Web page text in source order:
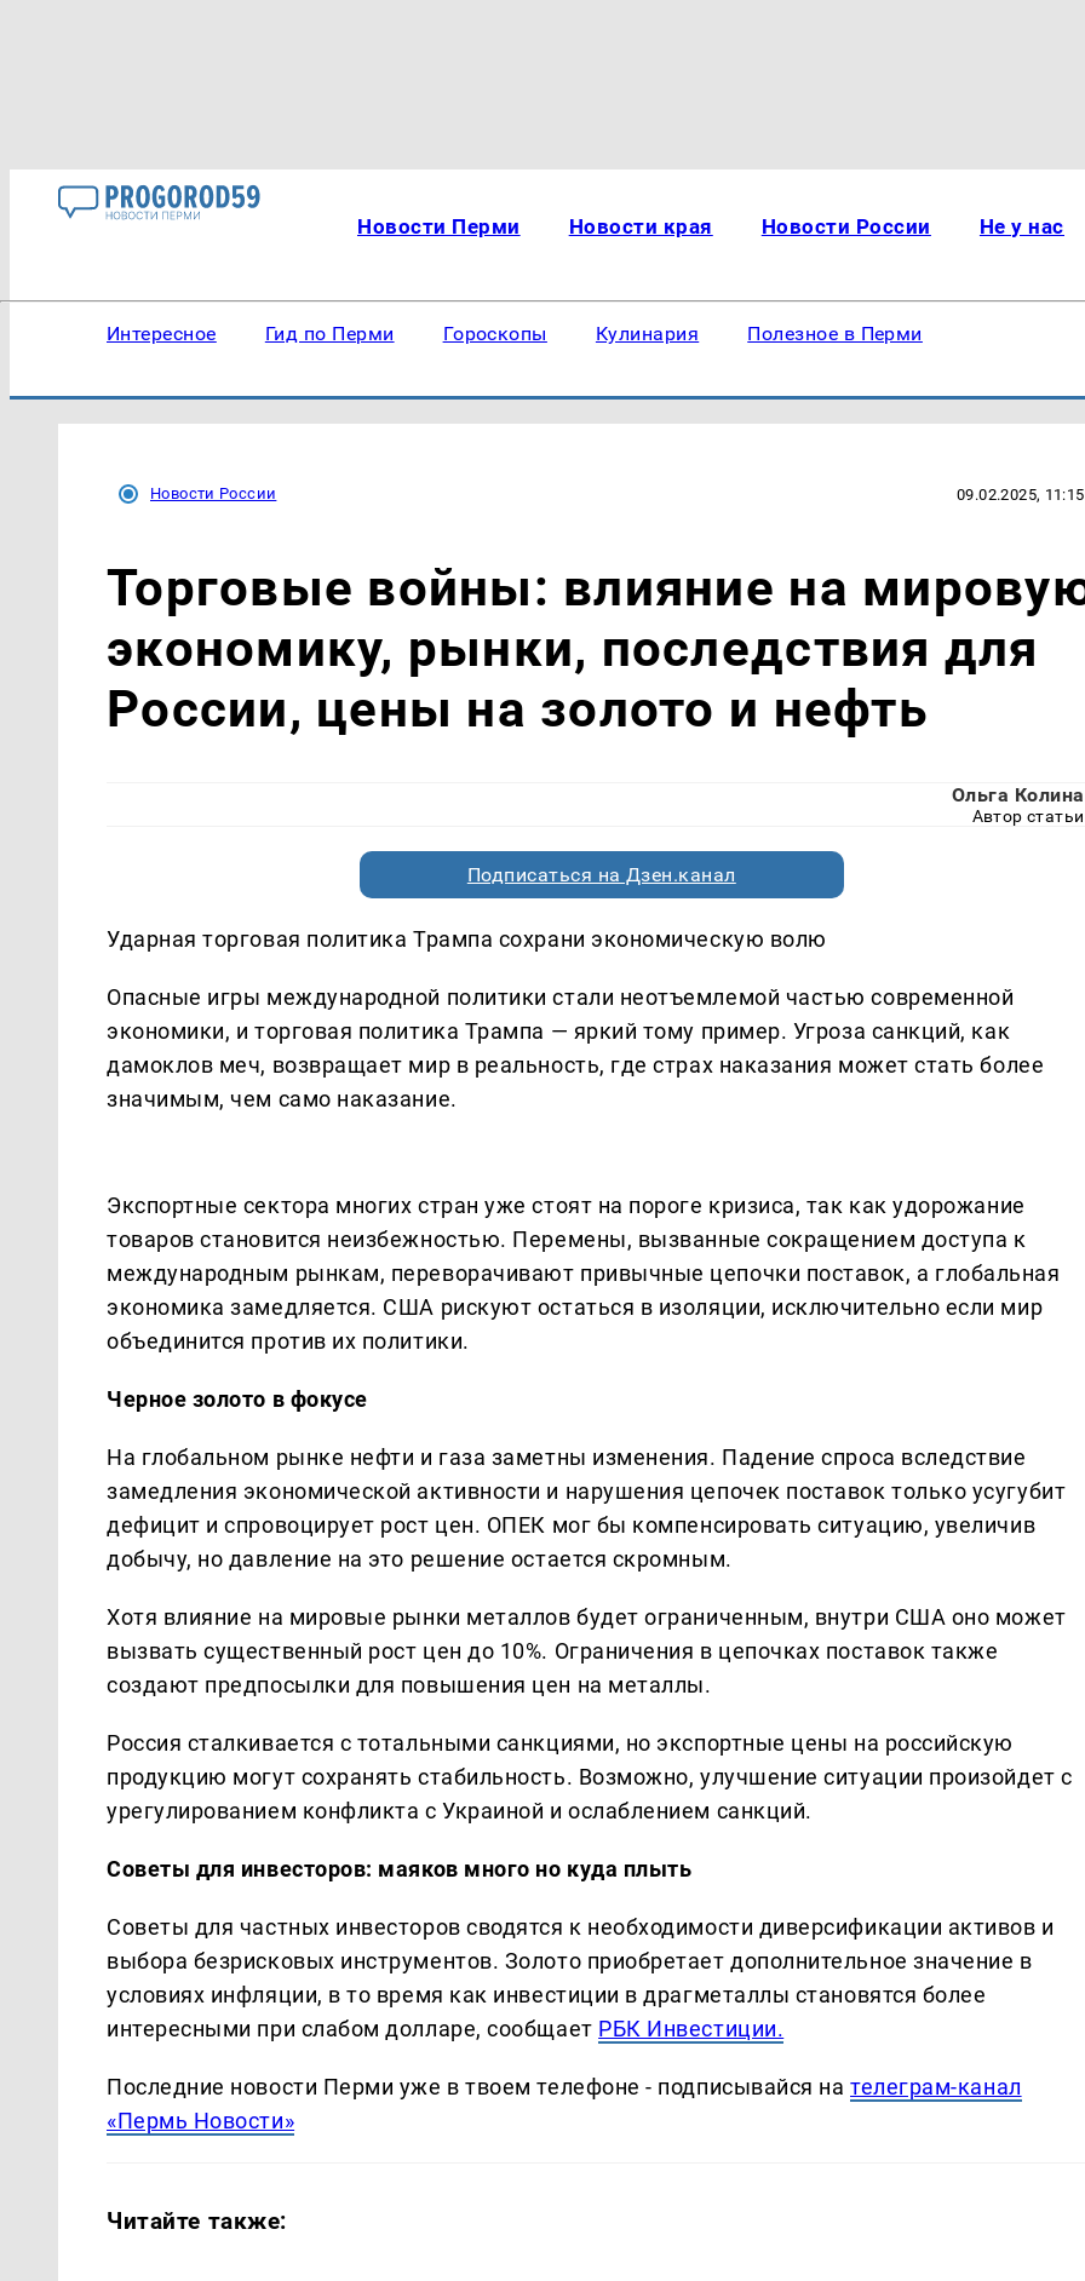
Новости Перми Новости края Новости России Не у нас
Интересное Гид по Перми Гороскопы Кулинария Полезное в Перми
Новости России 09.02.2025, 11:15
Торговые войны: влияние на
экономику, рынки, последствия для
России, цены на золото и нефть
Ольга Колина
Автор статьи
Подписаться на Дзен.канал
Ударная торговая политика Трампа сохрани экономическую волю
Опасные игры международной политики стали неотъемлемой частью современной
экономики, и торговая политика Трампа — яркий тому пример. Угроза санкций, как
дамоклов меч, возвращает мир в реальность, где страх наказания может стать более
значимым, чем само наказание.
Экспортные сектора многих стран уже стоят на пороге кризиса, так как удорожание
товаров становится неизбежностью. Перемены, вызванные сокращением доступа к
международным рынкам, переворачивают привычные цепочки поставок, а глобальная
экономика замедляется. США рискуют остаться в изоляции, исключительно если мир
объединится против их политики.
Черное золото в фокусе
На глобальном рынке нефти и газа заметны изменения. Падение спроса вследствие
замедления экономической активности и нарушения цепочек поставок только усугубит
дефицит и спровоцирует рост цен. ОПЕК мог бы компенсировать ситуацию, увеличив
добычу, но давление на это решение остается скромным.
Хотя влияние на мировые рынки металлов будет ограниченным, внутри США оно может
вызвать существенный рост цен до 10%. Ограничения в цепочках поставок также
создают предпосылки для повышения цен на металлы.
Россия сталкивается с тотальными санкциями, но экспортные цены на российскую
продукцию могут сохранять стабильность. Возможно, улучшение ситуации произойдет с
урегулированием конфликта с Украиной и ослаблением санкций.
Советы для инвесторов: маяков много но куда плыть
Советы для частных инвесторов сводятся к необходимости диверсификации активов и
выбора безрисковых инструментов. Золото приобретает дополнительное значение в
условиях инфляции, в то время как инвестиции в драгметаллы становятся более
интересными при слабом долларе, сообщает РБК Инвестиции.
Последние новости Перми уже в твоем телефоне - подписывайся нателеграм-канал
«Пермь Новости»
Читайте также: